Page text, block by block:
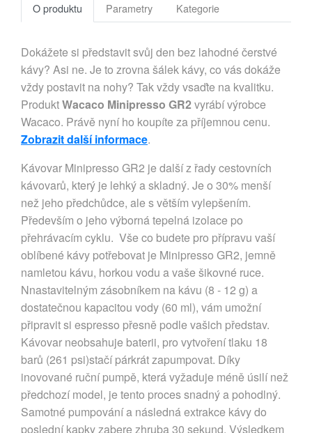
O produktu Parametry Kategorie
Dokážete si představit svůj den bez lahodné čerstvé
kávy? Asi ne. Je to zrovna šálek kávy, co vás dokáže
vždy postavit na nohy? Tak vždy vsaďte na kvalitku.
ProduktWacaco Minipresso GR2 vyrábí výrobce
Wacaco. Právě nyní ho koupíte za příjemnou cenu.
Zobrazit další informace.
Kávovar Minipresso GR2 je další z řady cestovních
kávovarů, který je lehký a skladný. Je o 30% menší
než jeho předchůdce, ale s větším vylepšením.
Především o jeho výborná tepelná izolace po
přehrávacím cyklu. Vše co budete pro přípravu vaší
oblíbené kávy potřebovat je Minipresso GR2, jemně
namletou kávu, horkou vodu a vaše šikovné ruce.
Nnastavitelným zásobníkem na kávu (8 - 12 g) a
dostatečnou kapacitou vody (60 ml), vám umožní
připravit si espresso přesně podle vašich představ.
Kávovar neobsahuje baterii, pro vytvoření tlaku 18
barů (261 psi)stačí párkrát zapumpovat. Díky
inovované ruční pumpě, která vyžaduje méně úsilí než
předchozí model, je tento proces snadný a pohodlný.
Samotné pumpování a následná extrakce kávy do
poslední kapky zabere zhruba 30 sekund. Výsledkem